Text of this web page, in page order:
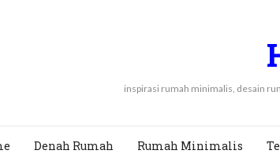
inspirasi rumah minimalis, desain
Denah Rumah Rumah Minimalis